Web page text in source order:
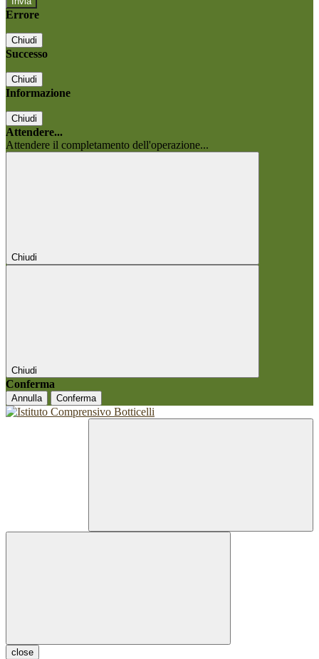
Errore
Chiudi
Successo
Chiudi
Informazione
Chiudi
Attendere...
Attendere il completamento dell'operazione...
Chiudi
Chiudi
Conferma
Annulla Conferma
close